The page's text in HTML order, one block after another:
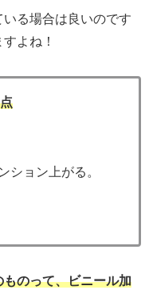
る場合は良いのです
よね！
ション上がる。
のって、ビニール加